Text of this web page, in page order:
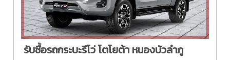
รับซื้อรถกระบะรีโว่ โตโยต้า หนองบัวลำภู